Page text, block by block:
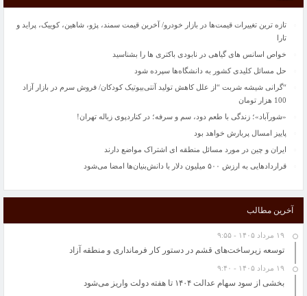
گران‌قیمت‌ترین هنرمند جهان در یک آسایشگاه روانی زندگی می‌کند!
تازه ترین تغییرات قیمت‌ها در بازار خودرو/ آخرین قیمت سمند، پژو، شاهین، کوییک، پراید و
تارا
خواص اسانس های گیاهی در نابودی باکتری ها را بشناسید
حل مسائل کلیدی کشور به دانشگاه‌ها سپرده شود
“گرانی شیشه شربت “از علل کاهش تولید آنتی‌بیوتیک کودکان/ فروش سرم در بازار آزاد
100 هزار تومان
«شورآباد»؛ زندگی با طعم دود، سم و سرفه؛ در کناردپوی زباله تهران!
پاییز امسال پربارش خواهد بود
ایران و چین در مورد مسائل منطقه ای اشتراک مواضع دارند
قراردادهایی به ارزش ۵۰۰ میلیون دلار با دانش‌بنیان‌ها امضا می‌شود
گران‌قیمت‌ترین هنرمند جهان در یک آسایشگاه روانی زندگی می‌کند!
خواص اسانس های گیاهی در نابودی باکتری ها را بشناسید
حل مسائل کلیدی کشور به دانشگاه‌ها سپرده شود
“گرانی شیشه شربت “از علل کاهش تولید آنتی‌بیوتیک کودکان/ فروش سرم در بازار آزاد
آخرین مطالب
۱۹ مرداد ۱۴۰۵ - ۹:۵۵
توسعه زیرساخت‌های قشم در دستور کار فرمانداری و منطقه آزاد
۱۹ مرداد ۱۴۰۵ - ۹:۴۰
بخشی از سود سهام عدالت ۱۴۰۴ تا هفته دولت واریز می‌شود